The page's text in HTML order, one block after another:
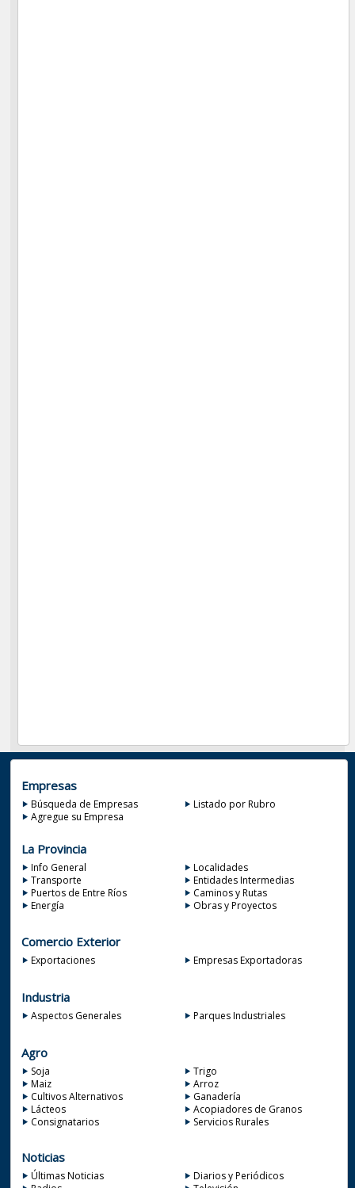
Empresas
Búsqueda de Empresas
Listado por Rubro
Agregue su Empresa
La Provincia
Info General
Localidades
Transporte
Entidades Intermedias
Puertos de Entre Ríos
Caminos y Rutas
Energía
Obras y Proyectos
Comercio Exterior
Exportaciones Empresas Exportadoras
Industria
Aspectos Generales Parques Industriales
Agro
Soja
Trigo
Maiz
Arroz
Cultivos Alternativos
Ganadería
Lácteos
Acopiadores de Granos
Consignatarios
Servicios Rurales
Noticias
Últimas Noticias
Diarios y Periódicos